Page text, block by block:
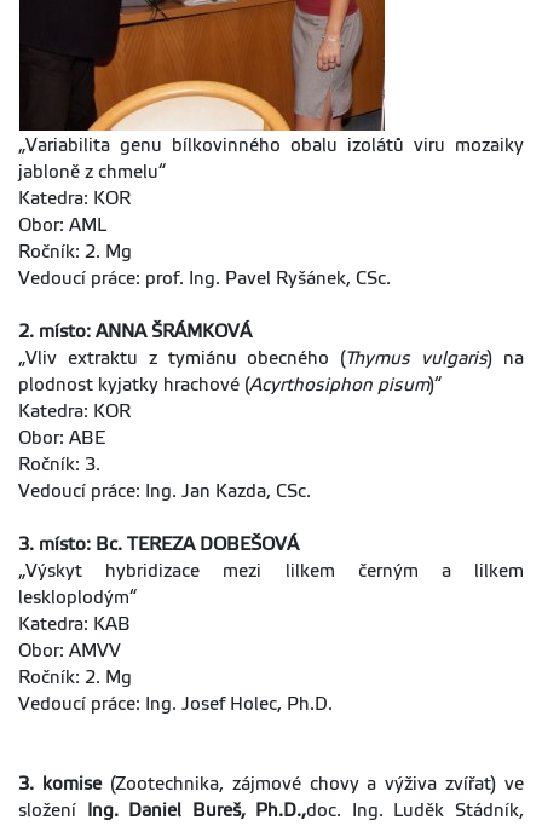
„Variabilita genu bílkovinného obalu izolátů viru mozaiky
jabloně z chmelu“
Katedra: KOR
Obor: AML
Ročník: 2. Mg
Vedoucí práce: prof. Ing. Pavel Ryšánek, CSc.
2. místo: ANNA ŠRÁMKOVÁ
„Vliv extraktu z tymiánu obecného (Thymus vulgaris) na
plodnost kyjatky hrachové (Acyrthosiphon pisum)“
Katedra: KOR
Obor: ABE
Ročník: 3.
Vedoucí práce: Ing. Jan Kazda, CSc.
3. místo: Bc. TEREZA DOBEŠOVÁ
„Výskyt hybridizace mezi lilkem černým a lilkem
leskloplodým“
Katedra: KAB
Obor: AMVV
Ročník: 2. Mg
Vedoucí práce: Ing. Josef Holec, Ph.D.
3. komise(Zootechnika, zájmové chovy a výživa zvířat) ve
složení
Ing. Daniel Bureš, Ph.D.,doc. Ing. Luděk Stádník,